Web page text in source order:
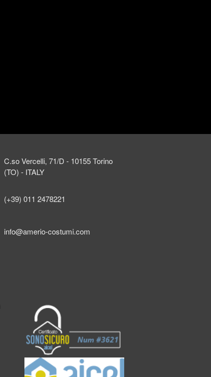
C.so Vercelli, 71/D - 10155 Torino
(TO) - ITALY
(+39) 011 2478221
info@amerio-costumi.com